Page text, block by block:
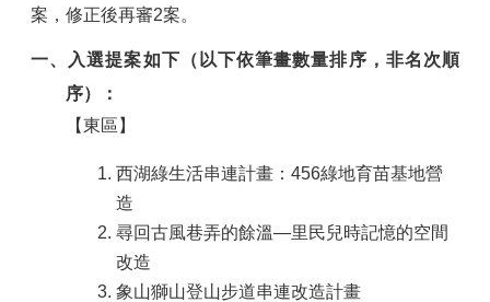
案，修正後再審2案。
一、入選提案如下（以下依筆畫數量排序，非名次順
序）
：
【東區】
西湖綠生活串連計畫：456綠地育苗基地營
造
尋回古風巷弄的餘溫—里民兒時記憶的空間
改造
象山獅山登山步道串連改造計畫